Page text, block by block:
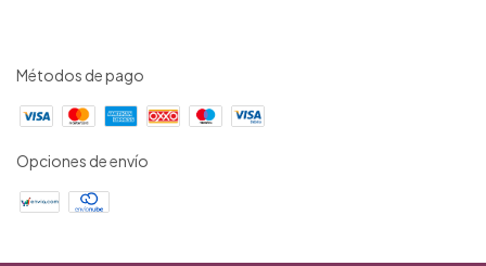
Métodos de pago
Opciones de envío